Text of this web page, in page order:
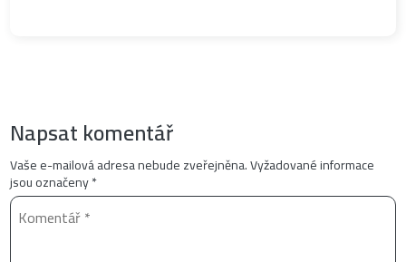
Napsat komentář
Vaše e-mailová adresa nebude zveřejněna.Vyžadované informace
jsou označeny*